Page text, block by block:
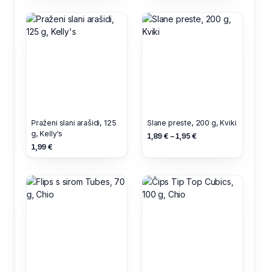
Praženi slani arašidi, 125
g, Kelly's
1,99 €
Slane preste, 200 g, Kviki
1,89 € – 1,95 €